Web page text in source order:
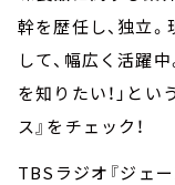
幹を歴任し、独立
して、幅広く活躍
を知りたい！」と
ス』をチェック！
TBSラジオ『ジェ